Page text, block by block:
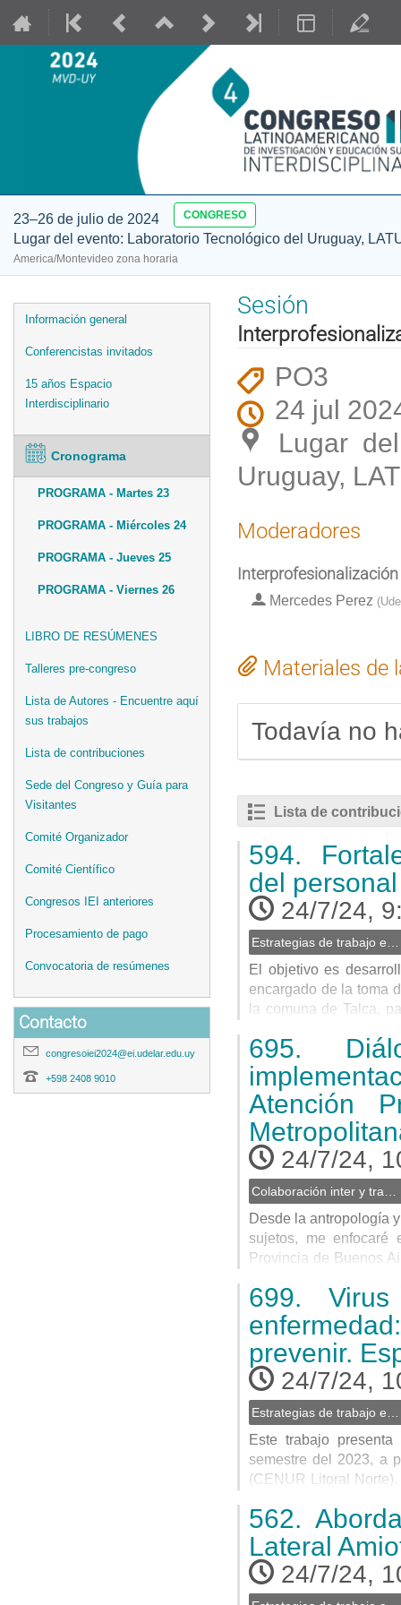
23–26 de julio de 2024 CONGRESO
Lugar del evento: Laboratorio Tecnológico del Uruguay,
America/Montevideo zona horaria
Event
menu
Información general
Conferencistas invitados
15 años Espacio
Interdisciplinario
Cronograma
PROGRAMA - Martes 23
PROGRAMA - Miércoles 24
PROGRAMA - Jueves 25
PROGRAMA - Viernes 26
LIBRO DE RESÚMENES
Talleres pre-congreso
Lista de Autores - Encuentre aquí
sus trabajos
Lista de contribuciones
Sede del Congreso y Guía para
Visitantes
Comité Organizador
Comité Científico
Congresos IEI anteriores
Procesamiento de pago
Convocatoria de resúmenes
Contacto
congresoiei2024@ei.udelar.edu.uy
+598 2408 9010
Sesión
PO3
24 jul
Lugar
Uruguay,
Moderadores
Mercedes Perez (
Materiales de
Todavía no
Lista de
594.
del
24/7/24,
Estrategias de trabajo en equipos inter y transdisciplinarios
El objetivo es
encargado de la toma
la comuna de Talca,
trimestrales por debajo
Go
to
contribution
page
695.
Atención
24/7/24,
Colaboración inter y transdisciplinaria para el diseño, implementación y evaluación de políticas públicas
Desde la antropología
sujetos, me
Provincia de Buenos
crear espacios de co-
Go
to
contribution
page
699. Virus
prevenir.
24/7/24,
Este trabajo
semestre del 2023, a
(CENUR Litoral
formato de enseñanza
Go
to
contribution
562.
Lateral
24/7/24,